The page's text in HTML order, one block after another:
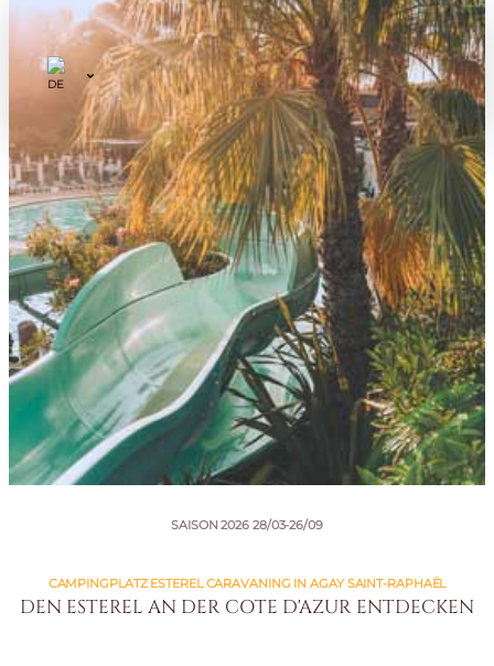
SAISON 2026 28/03-26/09
CAMPINGPLATZ ESTEREL CARAVANING IN AGAY SAINT-RAPHAËL
DEN ESTEREL AN DER COTE D'AZUR ENTDECKEN